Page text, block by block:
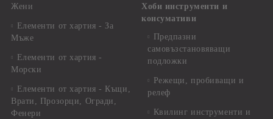
Жени
Елементи от хартия - За
Мъже
Елементи от хартия -
Морски
Елементи от хартия - Къщи,
Врати, Прозорци, Огради,
Фенери
Хоби инструменти и
консумативи
Предпазни
самовъзстановяващи
подложки
Режещи, пробиващи и
релеф
Квилинг инструменти и